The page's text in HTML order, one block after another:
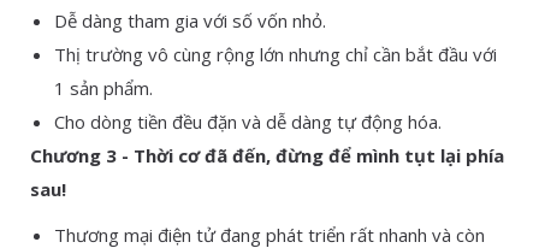
Dễ dàng tham gia với số vốn nhỏ.
Thị trường vô cùng rộng lớn nhưng chỉ cần bắt đầu với
1 sản phẩm.
Cho dòng tiền đều đặn và dễ dàng tự động hóa.
Chương 3 - Thời cơ đã đến, đừng để mình tụt lại phía
sau!
Thương mại điện tử đang phát triển rất nhanh và còn